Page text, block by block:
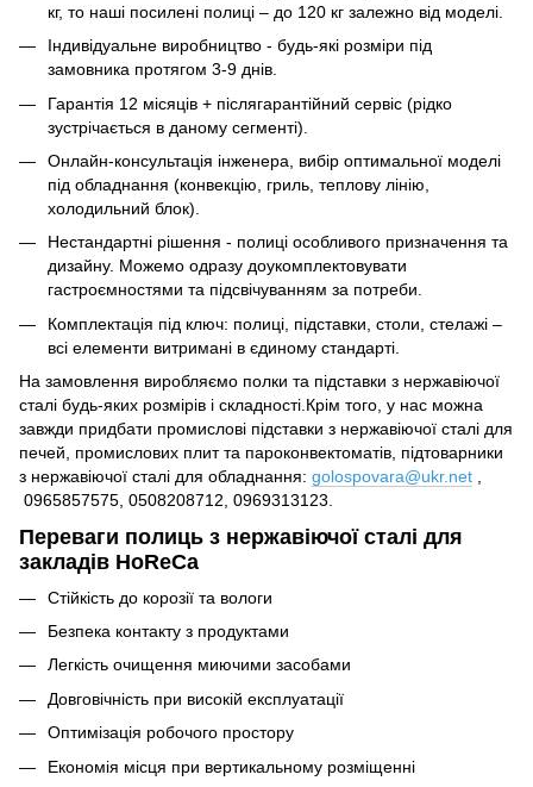
кг, то наші посилені полиці – до 120 кг залежно від моделі.
Індивідуальне виробництво - будь-які розміри під
замовника протягом 3-9 днів.
Гарантія 12 місяців + післягарантійний сервіс (рідко
зустрічається в даному сегменті).
Онлайн-консультація інженера, вибір оптимальної моделі
під обладнання (конвекцію, гриль, теплову лінію,
холодильний блок).
Нестандартні рішення - полиці особливого призначення та
дизайну. Можемо одразу доукомплектовувати
гастроємностями та підсвічуванням за потреби.
Комплектація під ключ: полиці, підставки, столи, стелажі –
всі елементи витримані в єдиному стандарті.
На замовлення виробляємо полки та підставки з нержавіючої
сталі будь-яких розмірів і складності.Крім того, у нас можна
завжди придбати промислові підставки з нержавіючої сталі для
печей, промислових плит та пароконвектоматів, підтоварники
з нержавіючої сталі для обладнання: golospovara@ukr.net
0965857575, 0508208712, 0969313123.
Переваги полиць з нержавіючої сталі для
закладів HoReCa
Стійкість до корозії та вологи
Безпека контакту з продуктами
Легкість очищення миючими засобами
Довговічність при високій експлуатації
Оптимізація робочого простору
Економія місця при вертикальному розміщенні